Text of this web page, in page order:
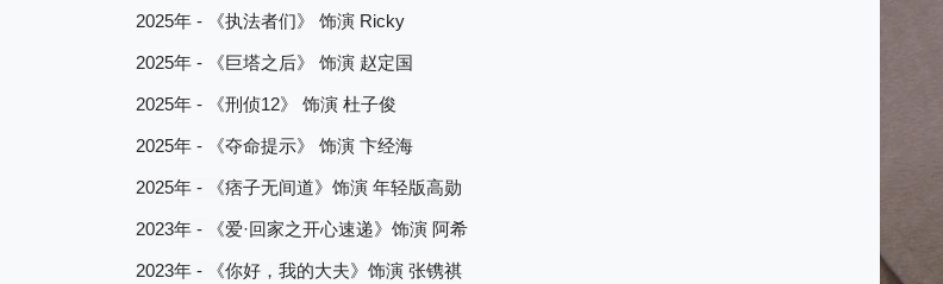
2025年 - 《执法者们》 饰演 Ricky
2025年 - 《巨塔之后》 饰演 赵定国
2025年 - 《刑侦12》 饰演 杜子俊
2025年 - 《夺命提示》 饰演 卞经海
2025年 - 《痞子无间道》饰演 年轻版高勋
2023年 - 《爱·回家之开心速递》饰演 阿希
2023年 - 《你好，我的大夫》饰演 张镌祺